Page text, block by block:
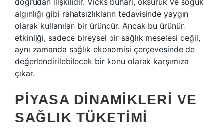
doğrudan ilişkilidir. Vicks buharı, öksürük ve soğuk
algınlığı gibi rahatsızlıkların tedavisinde yaygın
olarak kullanılan bir üründür. Ancak bu ürünün
etkinliği, sadece bireysel bir sağlık meselesi değil,
aynı zamanda sağlık ekonomisi çerçevesinde de
değerlendirilebilecek bir konu olarak karşımıza
çıkar.
PIYASA DINAMIKLERI VE
SAĞLIK TÜKETIMI